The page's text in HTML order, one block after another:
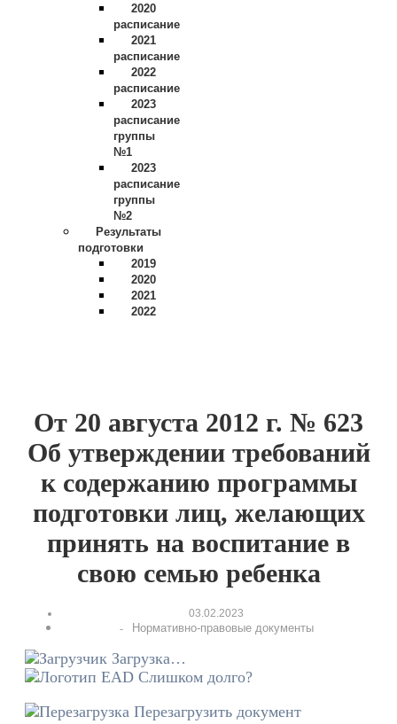
2020
расписание
2021
расписание
2022
расписание
2023
расписание
группы
№1
2023
расписание
группы
№2
Результаты
подготовки
2019
2020
2021
2022
От 20 августа 2012 г. № 623
Об утверждении требований
к содержанию программы
подготовки лиц, желающих
принять на воспитание в
свою семью ребенка
03.02.2023
-
Нормативно-правовые документы
Загрузка…
Слишком долго?
Перезагрузить документ